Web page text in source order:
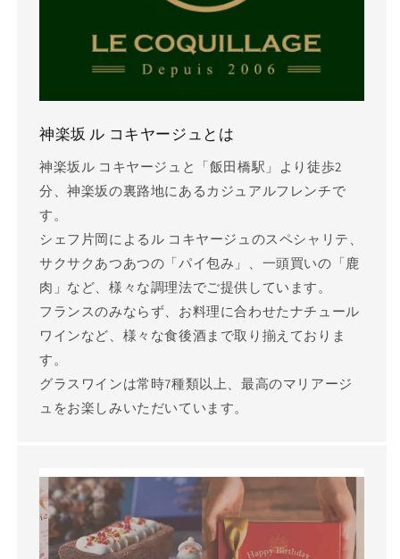
神楽坂 ル コキヤージュとは
神楽坂ル コキヤージュと「飯田橋駅」より徒歩2
分、神楽坂の裏路地にあるカジュアルフレンチで
す。
シェフ片岡によるル コキヤージュのスペシャリテ、
サクサクあつあつの「パイ包み」、一頭買いの「鹿
肉」など、様々な調理法でご提供しています。
フランスのみならず、お料理に合わせたナチュール
ワインなど、様々な食後酒まで取り揃えておりま
す。
グラスワインは常時7種類以上、最高のマリアージ
ュをお楽しみいただいています。